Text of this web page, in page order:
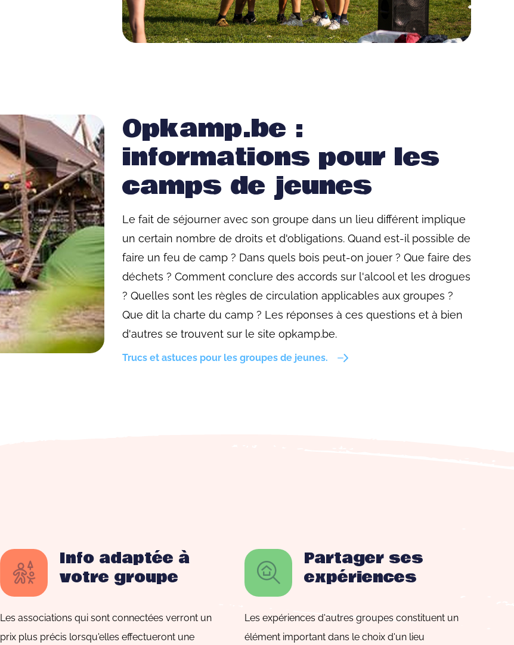
Opkamp.be :
informations pour les
camps de jeunes
Le fait de séjourner avec son groupe dans un lieu différent implique
un certain nombre de droits et d'obligations. Quand est-il possible de
faire un feu de camp ? Dans quels bois peut-on jouer ? Que faire des
déchets ? Comment conclure des accords sur l'alcool et les drogues
? Quelles sont les règles de circulation applicables aux groupes ?
Que dit la charte du camp ? Les réponses à ces questions et à bien
d'autres se trouvent sur le site opkamp.be.
Trucs et astuces pour les groupes de jeunes.
Info adaptée à
votre groupe
Les associations qui sont connectées verront un
prix plus précis lorsqu'elles effectueront une
Partager ses
expériences
Les expériences d'autres groupes constituent un
élément important dans le choix d'un lieu